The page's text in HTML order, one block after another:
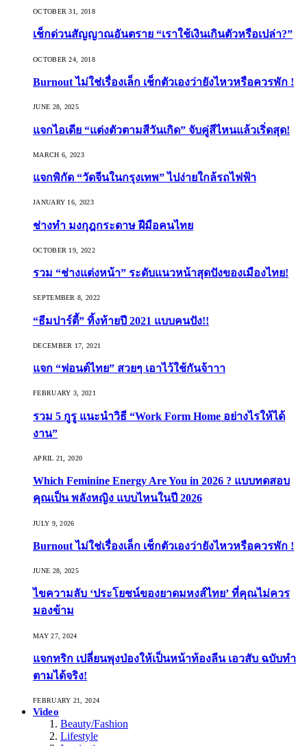
OCTOBER 31, 2018
เช็กด่วนสัญญาณอันตราย “เราใช้เงินเกินตัวหรือเปล่า?”
OCTOBER 24, 2018
Burnout ไม่ใช่เรื่องเล็ก เช็กตัวเองว่ายังไหวหรือควรพัก !
JUNE 28, 2025
แจกไอเดีย “แต่งตัวตามสีวันเกิด” จับคู่สีไหนแล้วเริ่ดสุด!
MARCH 6, 2023
แจกพิกัด “วัดจีนในกรุงเทพ” ไปง่ายใกล้รถไฟฟ้า
JANUARY 16, 2023
ช่างทำ มงกุฎกระดาษ ฝีมือคนไทย
OCTOBER 19, 2022
รวม “ช่างแต่งหน้า” ระดับแนวหน้าสุดปังของเมืองไทย!
SEPTEMBER 8, 2022
“ธีมปาร์ตี้” ทิ้งท้ายปี 2021 แบบคนปัง!!
DECEMBER 17, 2021
แจก “ฟอนต์ไทย” สวยๆ เอาไว้ใช้กันจ้าาา
FEBRUARY 3, 2021
รวม 5 กูรู แนะนำวิธี “Work Form Home อย่างไรให้ได้
งาน”
APRIL 21, 2020
Which Feminine Energy Are You in 2026 ? แบบทดสอบ
คุณเป็น พลังหญิง แบบไหนในปี 2026
JULY 9, 2026
Burnout ไม่ใช่เรื่องเล็ก เช็กตัวเองว่ายังไหวหรือควรพัก !
JUNE 28, 2025
ไขความลับ ‘ประโยชน์ของยาดมหงส์ไทย’ ที่คุณไม่ควร
มองข้าม
MAY 27, 2024
แจกทริก เปลี่ยนพุงป่องให้เป็นหน้าท้องลีน เอวสับ ฉบับทำ
ตามได้จริง!
FEBRUARY 21, 2024
Video
Beauty/Fashion
Lifestyle